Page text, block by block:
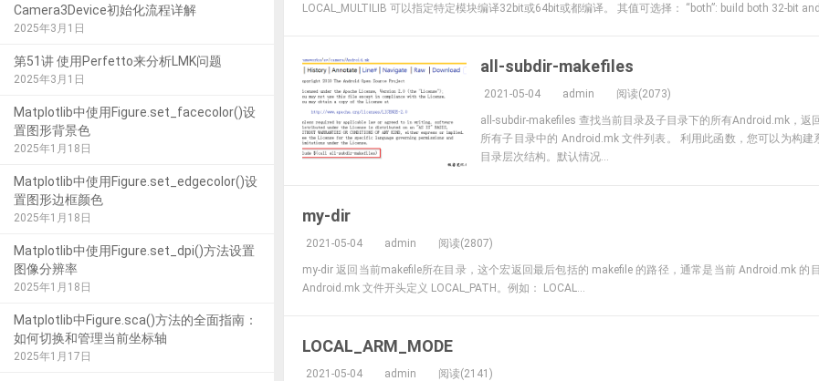
LOCAL_MULTILIB 可以指定特定模块编译32bit或64bit或都编译。 其值可选择： “both”: build both 32-bit
all-subdir-makefiles
2021-05-04 admin 阅读(2073)
all-subdir-makefiles 查找当前目录及子目录下的所有Android.mk，返
所有子目录中的 Android.mk 文件列表。 利用此函数，您可以为构建
目录层次结构。默认情况...
my-dir
2021-05-04 admin 阅读(2807)
my-dir 返回当前makefile所在目录，这个宏返回最后包括的 makefile 的路径，通常是当前 Android.mk 的
Android.mk 文件开头定义 LOCAL_PATH。例如： LOCAL...
LOCAL_ARM_MODE
2021-05-04 admin 阅读(2141)
Camera3Device初始化流程详解
2025年3月1日
第51讲 使用Perfetto来分析LMK问题
2025年3月1日
Matplotlib中使用Figure.set_facecolor()设
置图形背景色
2025年1月18日
Matplotlib中使用Figure.set_edgecolor()设
置图形边框颜色
2025年1月18日
Matplotlib中使用Figure.set_dpi()方法设置
图像分辨率
2025年1月18日
Matplotlib中Figure.sca()方法的全面指南：
如何切换和管理当前坐标轴
2025年1月17日